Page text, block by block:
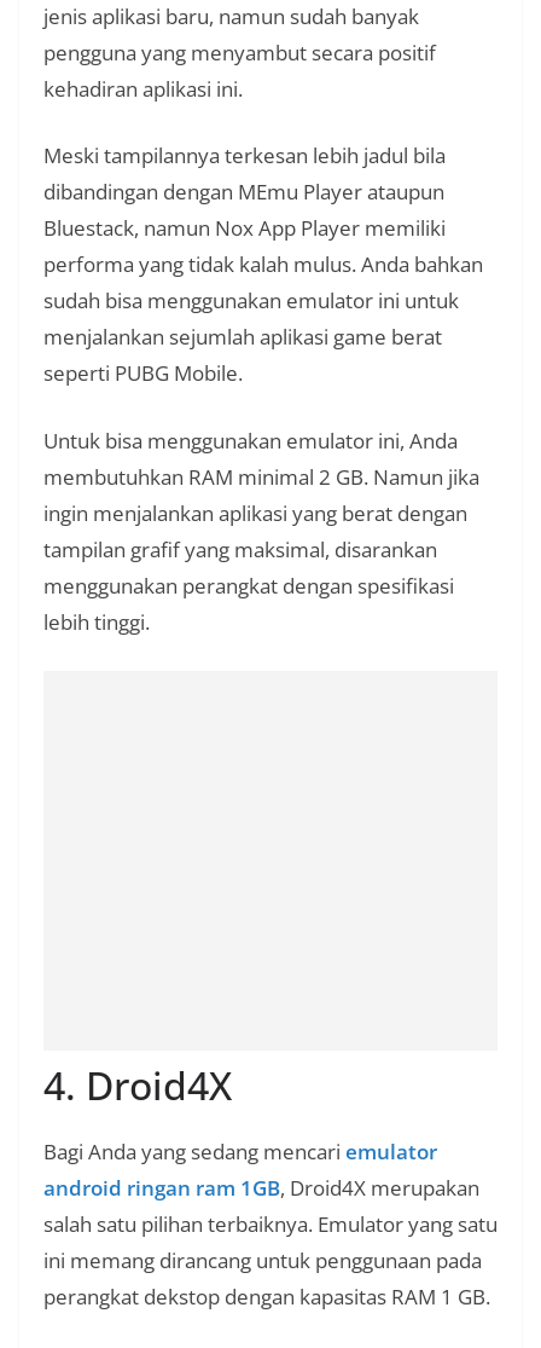
jenis aplikasi baru, namun sudah banyak
pengguna yang menyambut secara positif
kehadiran aplikasi ini.
Meski tampilannya terkesan lebih jadul bila
dibandingan dengan MEmu Player ataupun
Bluestack, namun Nox App Player memiliki
performa yang tidak kalah mulus. Anda bahkan
sudah bisa menggunakan emulator ini untuk
menjalankan sejumlah aplikasi game berat
seperti PUBG Mobile.
Untuk bisa menggunakan emulator ini, Anda
membutuhkan RAM minimal 2 GB. Namun jika
ingin menjalankan aplikasi yang berat dengan
tampilan grafif yang maksimal, disarankan
menggunakan perangkat dengan spesifikasi
lebih tinggi.
4. Droid4X
Bagi Anda yang sedang mencari emulator
android ringan ram 1GB, Droid4X merupakan
salah satu pilihan terbaiknya. Emulator yang satu
ini memang dirancang untuk penggunaan pada
perangkat dekstop dengan kapasitas RAM 1 GB.